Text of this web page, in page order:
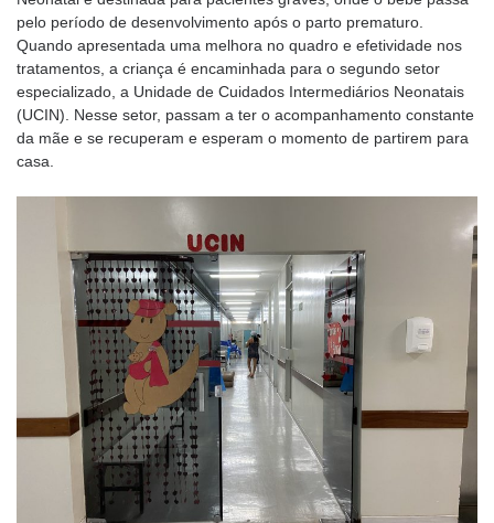
pelo período de desenvolvimento após o parto prematuro.
Quando apresentada uma melhora no quadro e efetividade nos
tratamentos, a criança é encaminhada para o segundo setor
especializado, a Unidade de Cuidados Intermediários Neonatais
(UCIN). Nesse setor, passam a ter o acompanhamento constante
da mãe e se recuperam e esperam o momento de partirem para
casa.